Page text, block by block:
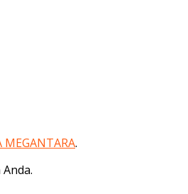
MEGANTARA.